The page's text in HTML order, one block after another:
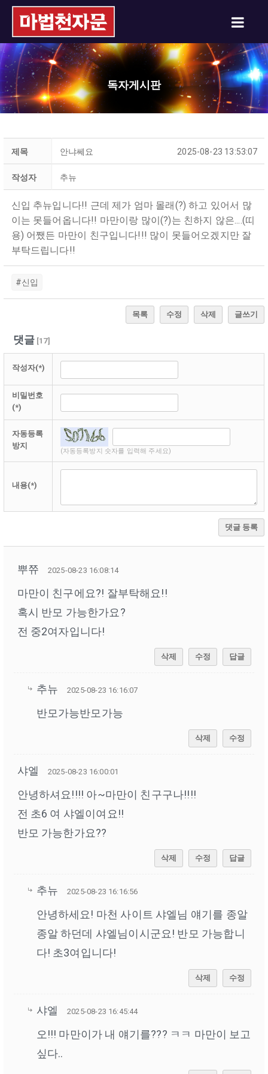
독자게시판
제목 안냐쎄요 2025-08-23 13:53:07
작성자 추뉴
신입 추뉴입니다!! 근데 제가 엄마 몰래(?) 하고 있어서 많
이는 못들어옵니다!! 마만이랑 많이(?)는 친하지 않은....(띠
용) 어쨌든 마만이 친구입니다!!! 많이 못들어오겠지만 잘
부탁드립니다!!
#신입
목록 수정 삭제 글쓰기
댓글[17]
작성자(*)
비밀번호
(*)
자동등록
방지
(자동등록방지 숫자를 입력해 주세요)
내용(*)
댓글 등록
뿌쮸 2025-08-23 16:08:14
마만이 친구에요?! 잘부탁해요!!
혹시 반모 가능한가요?
전 중2여자입니다!
삭제 수정 답글
추뉴 2025-08-23 16:16:07
반모가능반모가능
삭제 수정
샤엘 2025-08-23 16:00:01
안녕하셔요!!!! 아~마만이 친구구나!!!!
전 초6 여 샤엘이여요!!
반모 가능한가요??
삭제 수정 답글
추뉴 2025-08-23 16:16:56
안녕하세요! 마천 사이트 샤엘님 얘기를 종알
종알 하던데 샤엘님이시군요! 반모 가능합니
다! 초3여입니다!
삭제 수정
샤엘 2025-08-23 16:45:44
오!!! 마만이가 내 얘기를??? ㅋㅋ 마만이 보고
싶다..